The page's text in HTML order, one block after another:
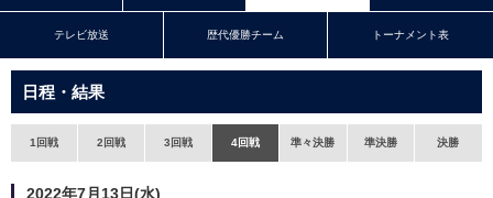
テレビ放送 歴代優勝チーム トーナメント表
日程・結果
1回戦 2回戦 3回戦 4回戦 準々決勝 準決勝 決勝
2022年7月13日(水)